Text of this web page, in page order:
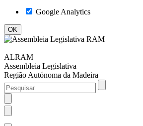
Google Analytics
ALRAM
Assembleia Legislativa
Região Autónoma da Madeira